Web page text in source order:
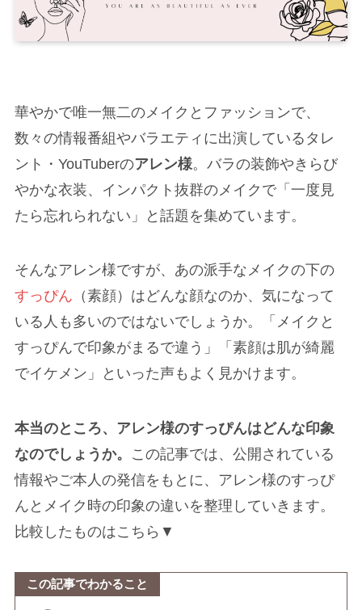
華やかで唯一無二のメイクとファッションで、
数々の情報番組やバラエティに出演しているタレ
ント・YouTuberのアレン様。バラの装飾やきらび
やかな衣装、インパクト抜群のメイクで「一度見
たら忘れられない」と話題を集めています。
そんなアレン様ですが、あの派手なメイクの下の
すっぴん （素顔）はどんな顔なのか、気になって
いる人も多いのではないでしょうか。「メイクと
すっぴんで印象がまるで違う」「素顔は肌が綺麗
でイケメン」といった声もよく見かけます。
本当のところ、アレン様のすっぴんはどんな印象
なのでしょうか。
この記事では、公開されている
情報やご本人の発信をもとに、アレン様のすっぴ
んとメイク時の印象の違いを整理していきます。
比較したものはこちら▼
この記事でわかること